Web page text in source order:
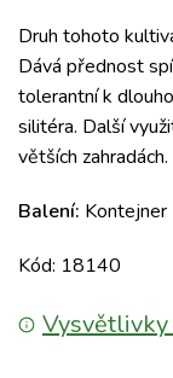
Druh tohoto
Dává přednost
tolerantní k
silitéra. Další
větších zahradách.
Balení: Kontejner
Kód: 18140